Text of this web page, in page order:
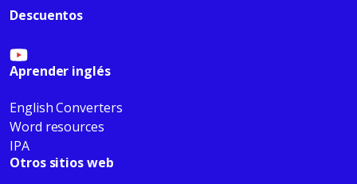
Descuentos
Aprender inglés
English Converters
Word resources
IPA
Otros sitios web